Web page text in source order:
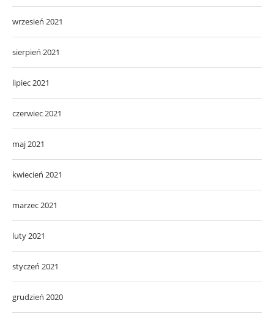
wrzesień 2021
sierpień 2021
lipiec 2021
czerwiec 2021
maj 2021
kwiecień 2021
marzec 2021
luty 2021
styczeń 2021
grudzień 2020